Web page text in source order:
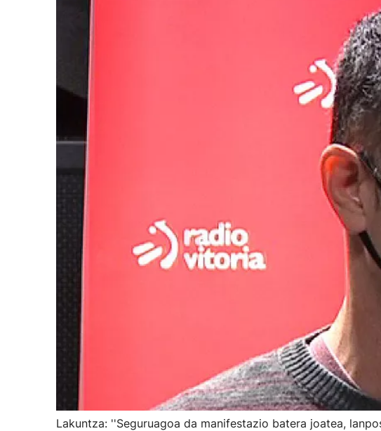
Lakuntza: ''Seguruagoa da manifestazio batera joatea,